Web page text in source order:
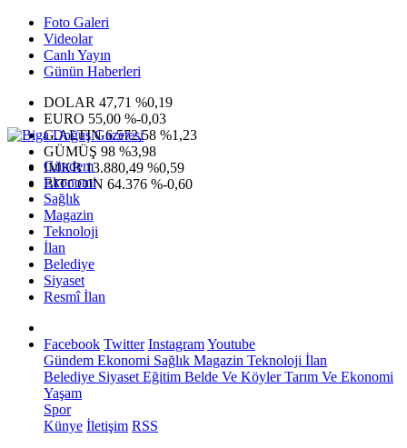
Foto Galeri
Videolar
Canlı Yayın
Günün Haberleri
DOLAR 47,71 %0,19
EURO 55,00 %-0,03
G.ALTIN6.572,58 %1,23
GÜMÜŞ 98 %3,98
IMKB13.880,49 %0,59
BITCOIN 64.376 %-0,60
Gündem
Ekonomi
Sağlık
Magazin
Teknoloji
İlan
Belediye
Siyaset
Resmî İlan
Facebook Twitter InstagramYoutube
Gündem Ekonomi Sağlık Magazin Teknoloji İlan
Belediye Siyaset Eğitim Belde Ve KöylerTarım Ve Ekonomi
Yaşam
Spor
Künye İletişim RSS